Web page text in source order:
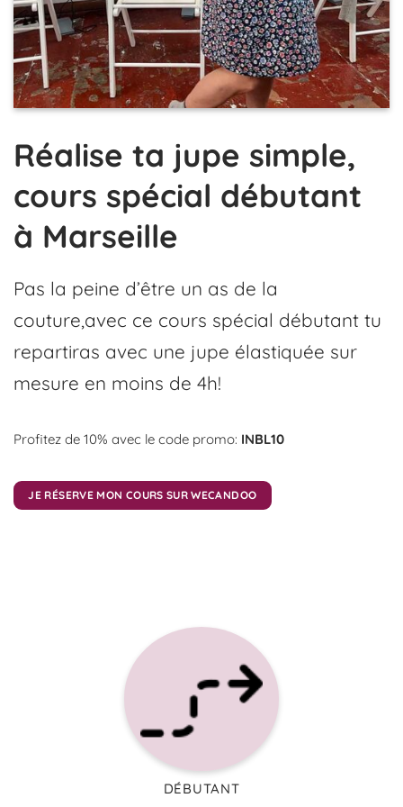
Réalise ta jupe simple,
cours spécial débutant
à Marseille
Pas la peine d’être un as de la
couture,avec ce cours spécial débutant tu
repartiras avec une jupe élastiquée sur
mesure en moins de 4h!
Profitez de 10% avec le code promo: INBL10
JE RÉSERVE MON COURS SUR WECANDOO
DÉBUTANT